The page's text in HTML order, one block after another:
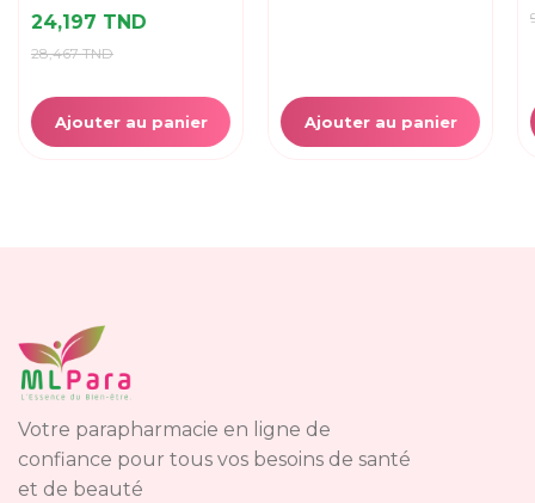
Ajouter au panier Ajouter au panier
Votre parapharmacie en ligne de
confiance pour tous vos besoins de santé
et de beauté